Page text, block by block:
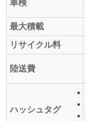
車検
最大積載
リサイクル料
陸送費
ハッシュタグ